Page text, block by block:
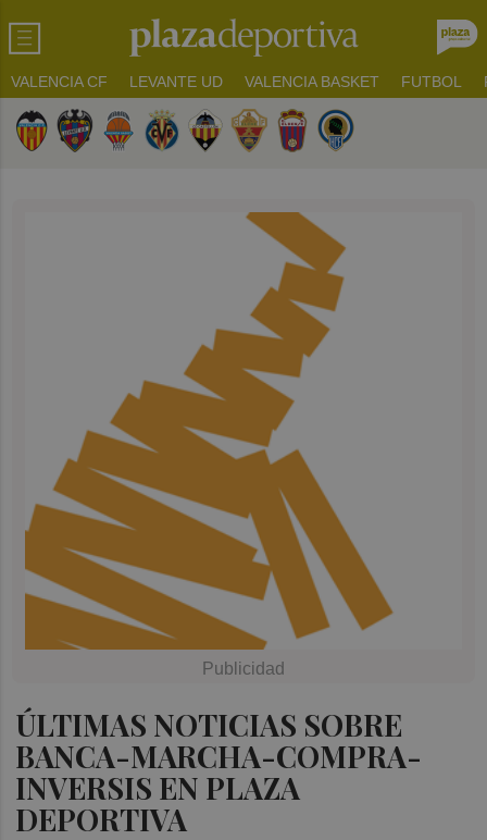
VALENCIA CF LEVANTE UD VALENCIA BASKET FUTBOL
ÚLTIMAS NOTICIAS SOBRE
BANCA-MARCHA-COMPRA-
INVERSIS EN PLAZA
DEPORTIVA